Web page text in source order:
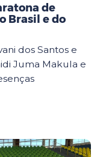
de
Brasil e do
dos Santos e
Juma Makula e